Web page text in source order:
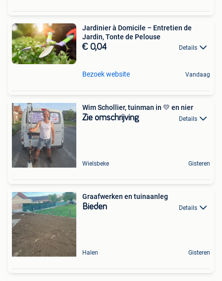
Jardinier à Domicile – Entretien de
Jardin, Tonte de Pelouse
€ 0,04 Details
Bezoek website Vandaag
Wim Schollier, tuinman in 💛 en nier
Zie omschrijving Details
Wielsbeke Gisteren
Graafwerken en tuinaanleg
Bieden Details
Halen Gisteren